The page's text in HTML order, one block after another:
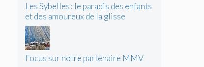
Les Sybelles : le paradis des enfants
et des amoureux de la glisse
Focus sur notre partenaire MMV